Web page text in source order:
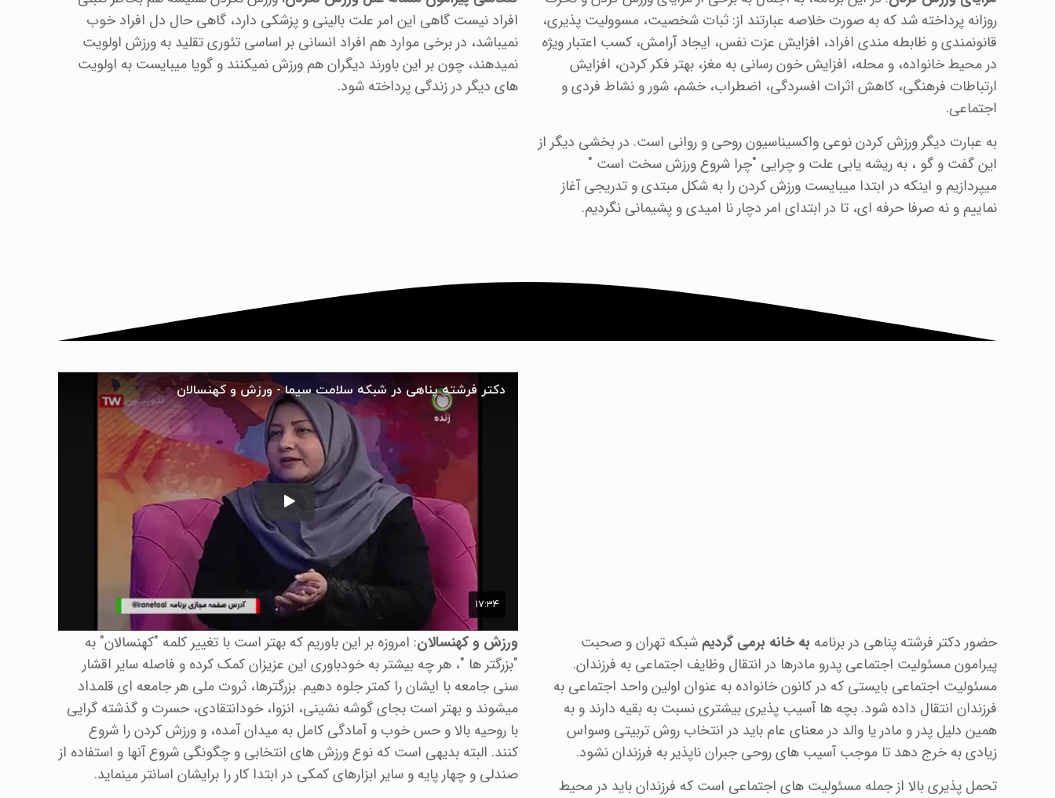
روزانه پرداخته شد که به صورت خلاصه عبارتند از: ثبات شخصیت، مسوولیت پذیری،
قانونمندی و ظابطه مندی افراد، افزایش عزت نفس، ایجاد آرامش، کسب اعتبار ویژه
در محیط خانواده، و محله، افزایش خون رسانی به مغز، بهتر فکر کردن، افزایش
ارتباطات فرهنگی، کاهش اثرات افسردگی، اضطراب، خشم، شور و نشاط فردی و
اجتماعی.
به عبارت دیگر ورزش کردن نوعی واکسیناسیون روحی و روانی است. در بخشی دیگر از
این گفت و گو ، به ریشه یابی علت و چرایی "چرا شروع ورزش سخت است "
میپردازیم و اینکه در ابتدا میبایست ورزش کردن را به شکل مبتدی و تدریجی آغاز
نماییم و نه صرفا حرفه ای، تا در ابتدای امر دچار نا امیدی و پشیمانی نگردیم.
افراد نیست گاهی این امر علت بالینی و پزشکی دارد، گاهی حال دل افراد خوب
نمیباشد، در برخی موارد هم افراد انسانی بر اساسی تئوری تقلید به ورزش اولویت
نمیدهند، چون بر این باورند دیگران هم ورزش نمیکنند و گویا میبایست به اولویت
های دیگر در زندگی پرداخته شود.
حضور دکتر فرشته پناهی در برنامه به خانه برمی گردیم شبکه تهران و صحبت
پیرامون مسئولیت اجتماعی پدرو مادرها در انتقال وظایف اجتماعی به فرزندان.
مسئولیت اجتماعی بایستی که در کانون خانواده به عنوان اولین واحد اجتماعی به
فرزندان انتقال داده شود. بچه ها آسیب پذیری بیشتری نسبت به بقیه دارند و به
همین دلیل پدر و مادر یا والد در معنای عام باید در انتخاب روش تربیتی وسواس
زیادی به خرج دهد تا موجب آسیب های روحی جبران ناپذیر به فرزندان نشود.
تحمل پذیری بالا از جمله مسئولیت های اجتماعی است که فرزندان باید در محیط
ورزش و کهنسالان: امروزه بر این باوریم که بهتر است با تغییر کلمه "کهنسالان" به
"بزرگتر ها "، هر چه بیشتر به خودباوری این عزیزان کمک کرده و فاصله سایر اقشار
سنی جامعه با ایشان را کمتر جلوه دهیم. بزرگترها، ثروت ملی هر جامعه ای قلمداد
میشوند و بهتر است بجای گوشه نشینی، انزوا، خودانتقادی، حسرت و گذشته گرایی
با روحیه بالا و حس خوب و آمادگی کامل به میدان آمده، و ورزش کردن را شروع
کنند. البته بدیهی است که نوع ورزش های انتخابی و چگونگی شروع آنها و استفاده از
صندلی و چهار پایه و سایر ابزارهای کمکی در ابتدا کار را برایشان اسانتر مینماید.